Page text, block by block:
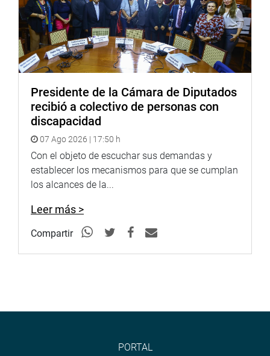
debe investigar a fondo y que no se rompa por la pita
más débil. Creo que se debe dar prioridad a la seguridad
ciudadana”, sostuvo.
La presidenta de la Comisión de Defensa, Luciana León
(CPA), notó su preocupación respecto a que los ministros
de la gestión pasada no hayan tenido información. “Estoy
sorprendía que los ministros en la gestión pasada no
hayan tenido información de este grupo irregular. Pediré
facultades de investigación al Pleno y conformar un
grupo de trabajo para que investigue este hecho”,
remarcó.
PRENSA-CONGRESO (Jarvi)
Puede encontrar más información en nuestra página web
http://www.congreso.gob.pe/
Facebook:https://www.facebook.com/congresoperu
Presidente de la Cámara de Diputados
recibió a colectivo de personas con
discapacidad
07 Ago 2026 | 17:50 h
Con el objeto de escuchar sus demandas y
establecer los mecanismos para que se cumplan
los alcances de la...
Leer más >
Compartir
PORTAL